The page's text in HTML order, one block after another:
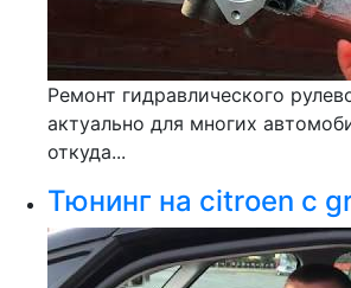
Ремонт гидравлического
актуально для многих
откуда...
Тюнинг на citroen c